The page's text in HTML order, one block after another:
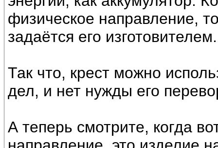
физическое направление,
задаётся его изготовителем.
Так что, крест можно
дел, и нет нужды его
А теперь смотрите, когда